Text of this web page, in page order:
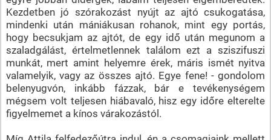
Kezdetben jó szórakozást nyújt az ajtó csukogatása,
mindenki után mániákusan rohanok, mint egy portás,
hogy becsukjam az ajtót, de egy idő után megunom a
szaladgálást, értelmetlennek találom ezt a sziszifuszi
munkát, mert amint helyemre érek, máris ismét nyitva
valamelyik, vagy az összes ajtó. Egye fene! - gondolom
belenyugvón, inkább fázzak, bár e tevékenységem
mégsem volt teljesen hiábavaló, hisz egy időre elterelte
figyelmemet a kínos várakozástól.